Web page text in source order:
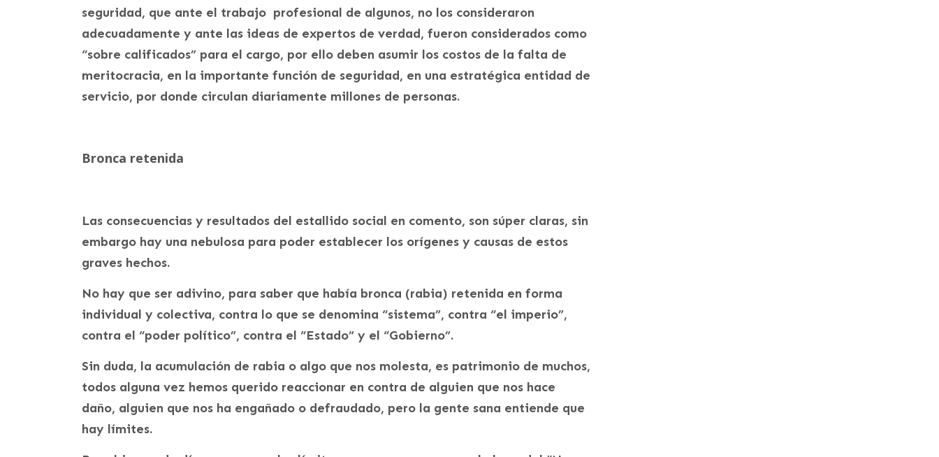
seguridad, que ante el trabajo profesional de algunos, no los consideraron
adecuadamente y ante las ideas de expertos de verdad, fueron considerados como
“sobre calificados” para el cargo, por ello deben asumir los costos de la falta de
meritocracia, en la importante función de seguridad, en una estratégica entidad de
servicio, por donde circulan diariamente millones de personas.
Bronca retenida
Las consecuencias y resultados del estallido social en comento, son súper claras, sin
embargo hay una nebulosa para poder establecer los orígenes y causas de estos
graves hechos.
No hay que ser adivino, para saber que había bronca (rabia) retenida en forma
individual y colectiva, contra lo que se denomina “sistema”, contra “el imperio”,
contra el “poder político”, contra el “Estado” y el “Gobierno”.
Sin duda, la acumulación de rabia o algo que nos molesta, es patrimonio de muchos,
todos alguna vez hemos querido reaccionar en contra de alguien que nos hace
daño, alguien que nos ha engañado o defraudado, pero la gente sana entiende que
hay límites.